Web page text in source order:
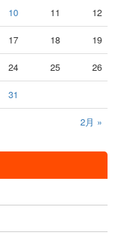
2月 »
10 11 12
17 18 19
24 25 26
31